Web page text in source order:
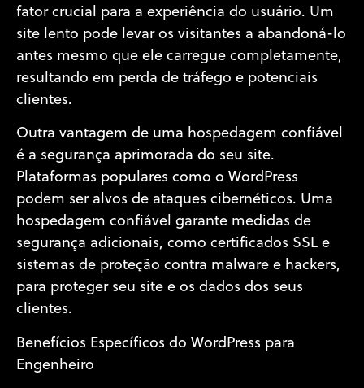
fator crucial para a experiência do usuário. Um
site lento pode levar os visitantes a abandoná-lo
antes mesmo que ele carregue completamente,
resultando em perda de tráfego e potenciais
clientes.
Outra vantagem de uma hospedagem confiável
é a segurança aprimorada do seu site.
Plataformas populares como o WordPress
podem ser alvos de ataques cibernéticos. Uma
hospedagem confiável garante medidas de
segurança adicionais, como certificados SSL e
sistemas de proteção contra malware e hackers,
para proteger seu site e os dados dos seus
clientes.
Benefícios Específicos do WordPress para
Engenheiro